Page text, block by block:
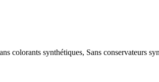
colorants synthétiques, Sans conservateurs